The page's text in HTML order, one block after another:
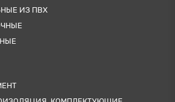
ИЗ ПВХ